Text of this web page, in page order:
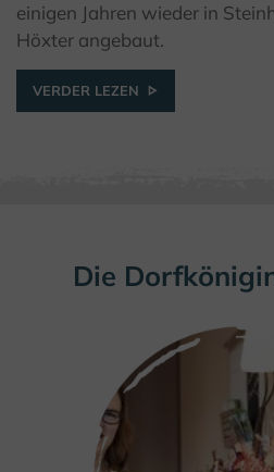
einigen Jahren wieder in
Höxter angebaut.
VERDER LEZEN
Die